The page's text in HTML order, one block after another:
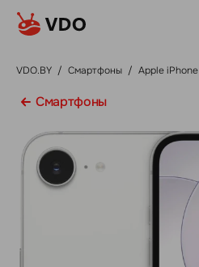
VDO.BY / Смартфоны / Apple iPhone
Смартфоны